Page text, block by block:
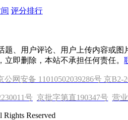
评分排行
题、用户评论、用户上传内容或
即删除，本站不承担任何责任。
公网安备 11010502039286号 京B2-
号 京批字第直190347号 营
Reserved